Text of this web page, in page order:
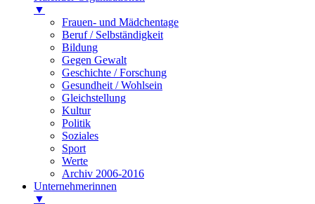
▼
Frauen- und Mädchentage
Beruf / Selbständigkeit
Bildung
Gegen Gewalt
Geschichte / Forschung
Gesundheit / Wohlsein
Gleichstellung
Kultur
Politik
Soziales
Sport
Werte
Archiv 2006-2016
Unternehmerinnen
▼